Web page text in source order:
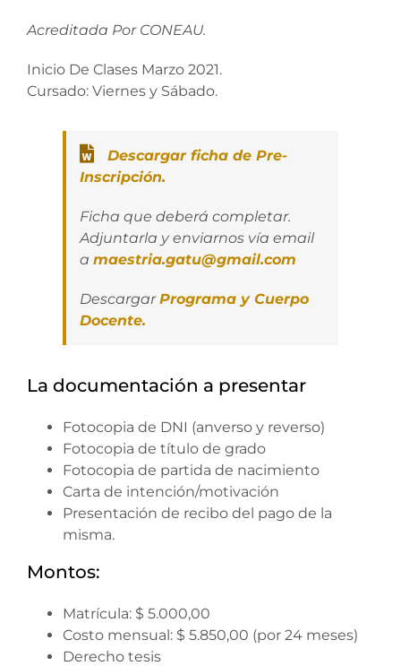
Acreditada Por CONEAU.
Inicio De Clases Marzo 2021.
Cursado: Viernes y Sábado.
Descargar ficha de Pre-
Inscripción.
Ficha que deberá completar.
Adjuntarla y enviarnos vía email
a maestria.gatu@gmail.com
DescargarPrograma y Cuerpo
Docente.
La documentación a presentar
Fotocopia de DNI (anverso y reverso)
Fotocopia de título de grado
Fotocopia de partida de nacimiento
Carta de intención/motivación
Presentación de recibo del pago de la
misma.
Montos:
Matrícula: $ 5.000,00
Costo mensual: $ 5.850,00 (por 24 meses)
Derecho tesis